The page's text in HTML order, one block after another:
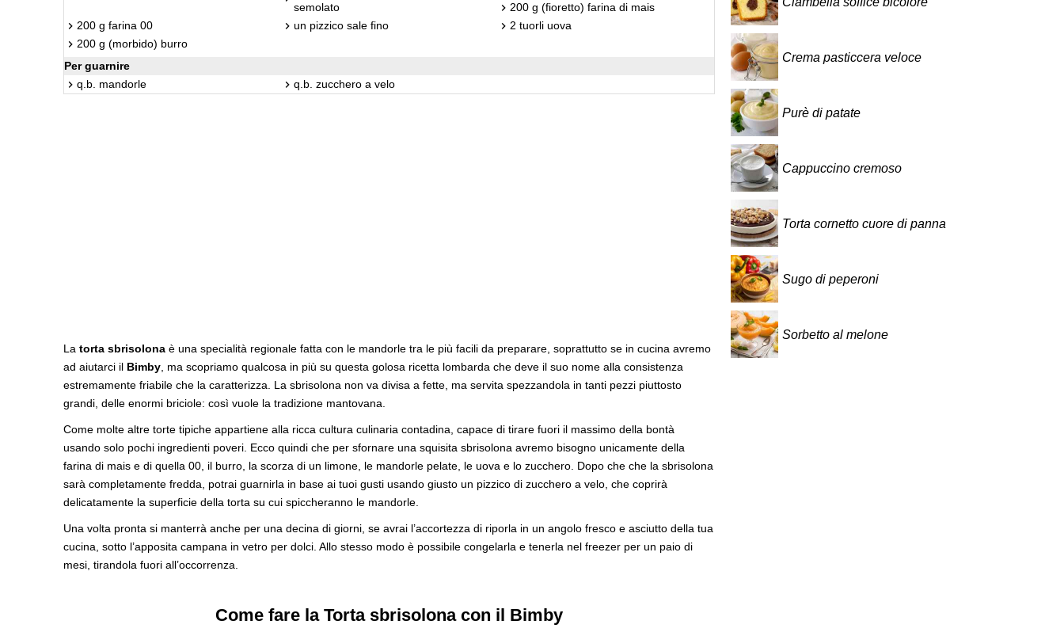
semolato
200 g (fioretto) farina di mais
200 g farina 00
un pizzico sale fino
2 tuorli uova
200 g (morbido) burro
Per guarnire
q.b. mandorle
q.b. zucchero a velo
La torta sbrisolona è una specialità regionale fatta con le mandorle tra le più facili da preparare, soprattutto se in cucina avremo
ad aiutarci il Bimby , ma scopriamo qualcosa in più su questa golosa ricetta lombarda che deve il suo nome alla consistenza
estremamente friabile che la caratterizza. La sbrisolona non va divisa a fette, ma servita spezzandola in tanti pezzi piuttosto
grandi, delle enormi briciole: così vuole la tradizione mantovana.
Come molte altre torte tipiche appartiene alla ricca cultura culinaria contadina, capace di tirare fuori il massimo della bontà
usando solo pochi ingredienti poveri. Ecco quindi che per sfornare una squisita sbrisolona avremo bisogno unicamente della
farina di mais e di quella 00, il burro, la scorza di un limone, le mandorle pelate, le uova e lo zucchero. Dopo che che la sbrisolona
sarà completamente fredda, potrai guarnirla in base ai tuoi gusti usando giusto un pizzico di zucchero a velo, che coprirà
delicatamente la superficie della torta su cui spiccheranno le mandorle.
Una volta pronta si manterrà anche per una decina di giorni, se avrai l’accortezza di riporla in un angolo fresco e asciutto della tua
cucina, sotto l’apposita campana in vetro per dolci. Allo stesso modo è possibile congelarla e tenerla nel freezer per un paio di
mesi, tirandola fuori all’occorrenza.
Come fare la Torta sbrisolona con il Bimby
Crema pasticcera veloce
Purè di patate
Cappuccino cremoso
Torta cornetto cuore di panna
Sugo di peperoni
Sorbetto al melone